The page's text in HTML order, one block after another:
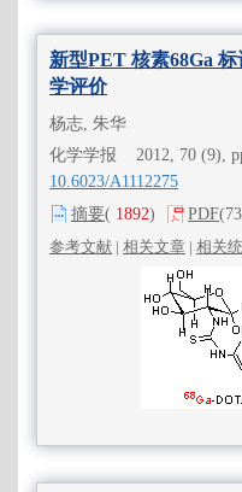
新型PET 核素68Ga 标
学评价
杨志, 朱华
化学学报 2012, 70 (9),
10.6023/A1112275
摘要( 1892) PDF
参考文献 | 相关文章 | 相关